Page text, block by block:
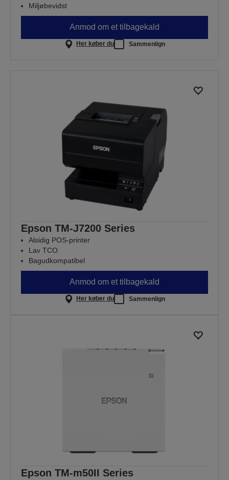
Miljøbevidst
Anmod om et tilbagekald
Her køber du Sammenlign
Epson TM-J7200 Series
Alsidig POS-printer
Lav TCO
Bagudkompatibel
Anmod om et tilbagekald
Her køber du Sammenlign
Epson TM-m50II Series